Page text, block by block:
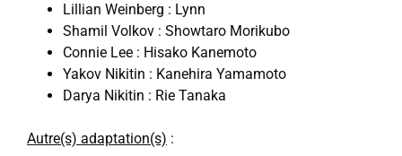
Lillian Weinberg : Lynn
Shamil Volkov : Showtaro Morikubo
Connie Lee : Hisako Kanemoto
Yakov Nikitin : Kanehira Yamamoto
Darya Nikitin : Rie Tanaka
Autre(s) adaptation(s) :